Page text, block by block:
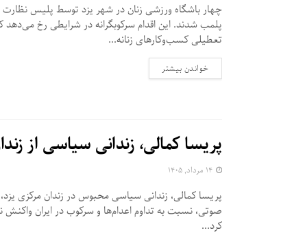
چهار باشگاه ورزشی زنان در شهر یزد توسط پلیس نظارت
پلمب شدند. این اقدام سرکوبگرانه در شرایطی رخ می‌دهد
تعطیلی کسب‌وکارهای زنانه...
خواندن بیشتر
پریسا کمالی، زندانی سیاسی از
پریسا کمالی، زندانی سیاسی محبوس در زندان مرکزی
صوتی، نسبت به تداوم اعدام‌ها و سرکوب در ایران واکنش
کرد...